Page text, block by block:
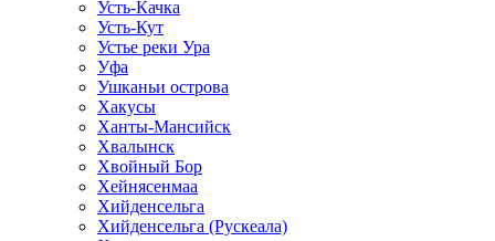
Усть-Качка
Усть-Кут
Устье реки Ура
Уфа
Ушканьи острова
Хакусы
Ханты-Мансийск
Хвалынск
Хвойный Бор
Хейнясенмаа
Хийденсельга
Хийденсельга (Рускеала)